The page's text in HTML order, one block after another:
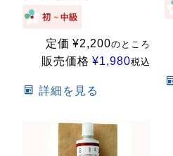
定価 ¥2,200のところ
販売価格 ¥1,980税込
詳細を見る